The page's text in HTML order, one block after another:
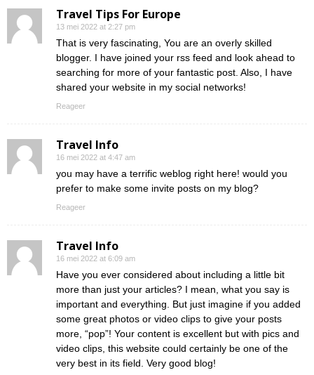
Travel Tips For Europe
13 mei 2022 at 2:27 pm
That is very fascinating, You are an overly skilled
blogger. I have joined your rss feed and look ahead to
searching for more of your fantastic post. Also, I have
shared your website in my social networks!
Reageer
Travel Info
16 mei 2022 at 4:47 am
you may have a terrific weblog right here! would you
prefer to make some invite posts on my blog?
Reageer
Travel Info
16 mei 2022 at 6:09 am
Have you ever considered about including a little bit
more than just your articles? I mean, what you say is
important and everything. But just imagine if you added
some great photos or video clips to give your posts
more, “pop”! Your content is excellent but with pics and
video clips, this website could certainly be one of the
very best in its field. Very good blog!